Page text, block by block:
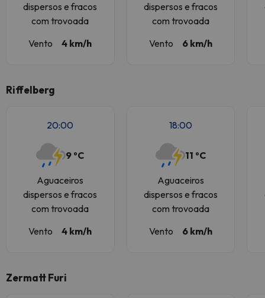
dispersos e fracos
com trovoada
Vento
4 km/h
dispersos e fracos
com trovoada
Vento
6 km/h
Riffelberg
20:00
9 ºC
Aguaceiros
dispersos e fracos
com trovoada
Vento
4 km/h
18:00
11 ºC
Aguaceiros
dispersos e fracos
com trovoada
Vento
6 km/h
Zermatt Furi